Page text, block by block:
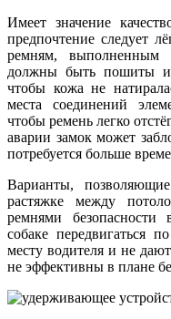
Имеет значение
предпочтение следует
ремням, выполненным
должны быть пошиты
чтобы кожа не
места соединений
чтобы ремень легко
аварии замок может
потребуется больше
Варианты,
растяжке между
ремнями безопасности
собаке передвигаться
месту водителя и не
не эффективны в плане